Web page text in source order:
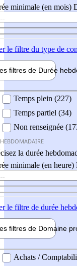
minimale (en mois)
le filtre du type de
filtres de Durée
Temps plein (227)
Temps partiel (34)
Non renseignée
la durée
minimale (en heure)
le filtre de durée
filtres de Domaine
professionel
Achats /